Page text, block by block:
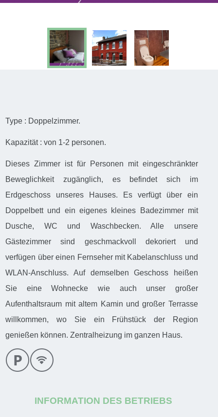
Type : Doppelzimmer.
Kapazität : von 1-2 personen.
Dieses Zimmer ist für Personen mit eingeschränkter
Beweglichkeit zugänglich, es befindet sich im
Erdgeschoss unseres Hauses. Es verfügt über ein
Doppelbett und ein eigenes kleines Badezimmer mit
Dusche, WC und Waschbecken. Alle unsere
Gästezimmer sind geschmackvoll dekoriert und
verfügen über einen Fernseher mit Kabelanschluss und
WLAN-Anschluss. Auf demselben Geschoss heißen
Sie eine Wohnecke wie auch unser großer
Aufenthaltsraum mit altem Kamin und großer Terrasse
willkommen, wo Sie ein Frühstück der Region
genießen können. Zentralheizung im ganzen Haus.
INFORMATION DES BETRIEBS